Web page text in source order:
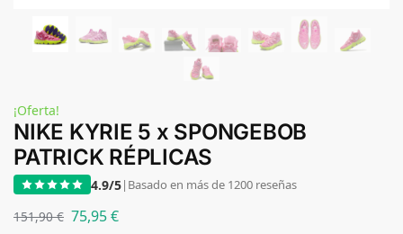
¡Oferta!
NIKE KYRIE 5 x SPONGEBOB
PATRICK RÉPLICAS
4.9/5| Basado en más de 1200 reseñas
151,90€ 75,95€